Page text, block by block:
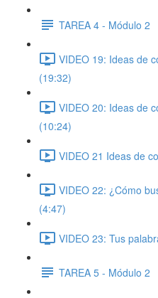
TAREA 4 - Módulo 2
VIDEO 19: Ideas de
(19:32)
VIDEO 20: Ideas de
(10:24)
VIDEO 21 Ideas de
VIDEO 22: ¿Cómo
(4:47)
VIDEO 23: Tus
TAREA 5 - Módulo 2